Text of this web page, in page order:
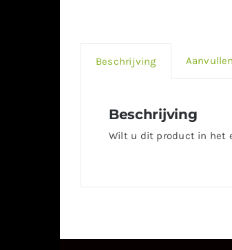
Beschrijving
Beschrijving
Wilt u dit product in het